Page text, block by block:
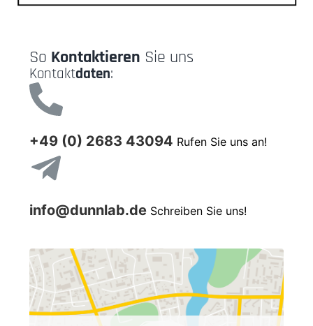
So Kontaktieren Sie uns
Kontaktdaten:
+49 (0) 2683 43094 Rufen Sie uns an!
info@dunnlab.de Schreiben Sie uns!